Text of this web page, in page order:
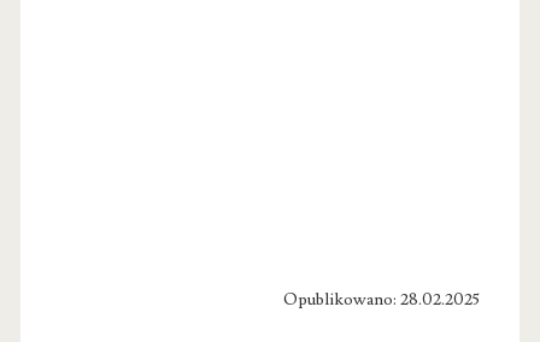
Opublikowano: 28.02.2025